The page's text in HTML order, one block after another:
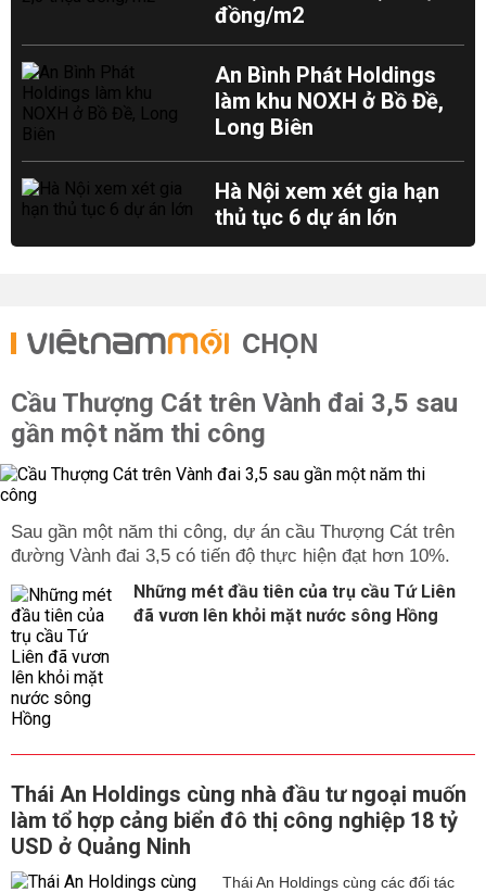
đồng/m2
An Bình Phát Holdings
làm khu NOXH ở Bồ Đề,
Long Biên
Hà Nội xem xét gia hạn
thủ tục 6 dự án lớn
CHỌN
Cầu Thượng Cát trên Vành đai 3,5 sau
gần một năm thi công
Sau gần một năm thi công, dự án cầu Thượng Cát trên
đường Vành đai 3,5 có tiến độ thực hiện đạt hơn 10%.
Những mét đầu tiên của trụ cầu Tứ Liên
đã vươn lên khỏi mặt nước sông Hồng
Thái An Holdings cùng nhà đầu tư ngoại muốn
làm tổ hợp cảng biển đô thị công nghiệp 18 tỷ
USD ở Quảng Ninh
Thái An Holdings cùng các đối tác